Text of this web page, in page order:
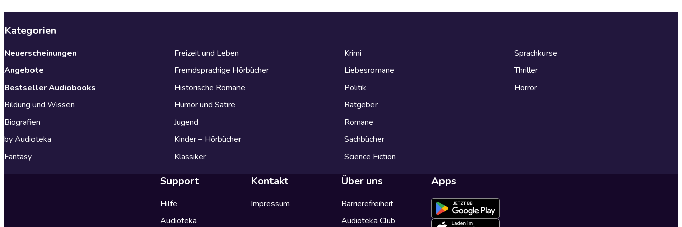
Kategorien
Neuerscheinungen
Angebote
Bestseller Audiobooks
Bildung und Wissen
Biografien
by Audioteka
Fantasy
Freizeit und Leben
Fremdsprachige Hörbücher
Historische Romane
Humor und Satire
Jugend
Kinder – Hörbücher
Klassiker
Krimi
Liebesromane
Politik
Ratgeber
Romane
Sachbücher
Science Fiction
Sprachkurse
Thriller
Horror
Support
Hilfe
Audioteka
Kontakt
Impressum
Über uns
Barrierefreiheit
Audioteka Club
Apps